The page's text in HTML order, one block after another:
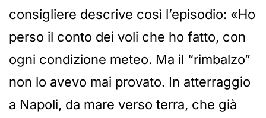
consigliere descrive così l’episodio: «Ho
perso il conto dei voli che ho fatto, con
ogni condizione meteo. Ma il “rimbalzo”
non lo avevo mai provato. In atterraggio
a Napoli, da mare verso terra, che già